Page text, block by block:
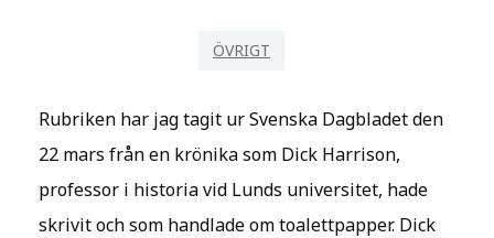
ÖVRIGT
Rubriken har jag tagit ur Svenska Dagbladet den
22 mars från en krönika som Dick Harrison,
professor i historia vid Lunds universitet, hade
skrivit och som handlade om toalettpapper. Dick